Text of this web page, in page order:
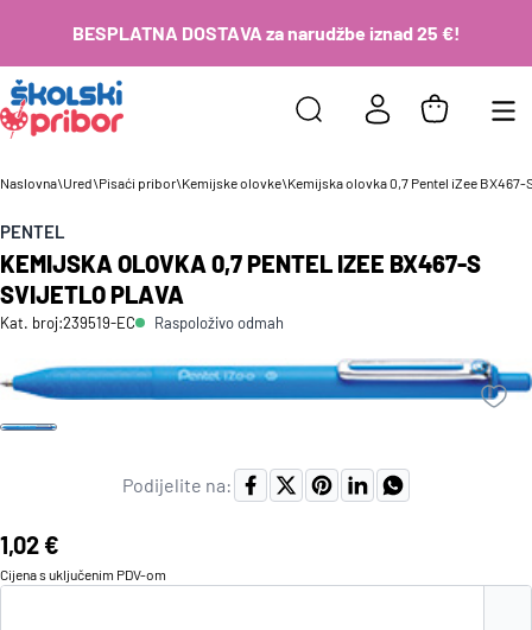
BESPLATNA DOSTAVA za narudžbe iznad 25 €!
Podijelite na:
Naslovna\Ured\Pisaći pribor\Kemijske olovke\Kemijska olovka 0,7 Pentel iZee
PENTEL
KEMIJSKA OLOVKA 0,7 PENTEL IZEE BX467-S
SVIJETLO PLAVA
Kat. broj:239519-EC Raspoloživo odmah
Cijena:
1,02 €
Cijena s uključenim PDV-om